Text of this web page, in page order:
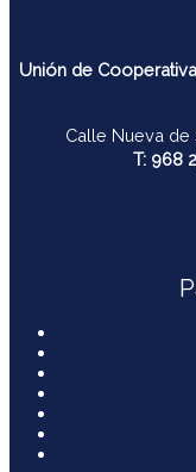
Unión de
Calle Nueva de
T: 968